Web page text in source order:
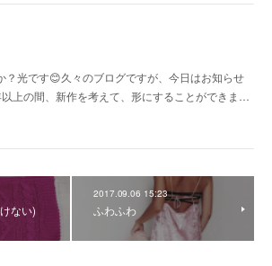
？光です😊久々のブログですが、今日はお知らせ
上の間、新作を考えて、形にすることができま…
ない)
2017.09.06 15:23
ふわふわ